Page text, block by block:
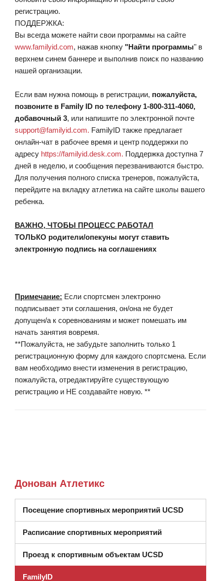
регистрацию.
ПОДДЕРЖКА:
Вы всегда можете найти свои программы на сайте
www.familyid.com, нажав кнопку "Найти программы" в
верхнем синем баннере и выполнив поиск по названию
нашей организации.
Если вам нужна помощь в регистрации, пожалуйста,
позвоните в Family ID по телефону 1-800-311-4060,
добавочный 3, или напишите по электронной почте
support@familyid.com. FamilyID также предлагает
онлайн-чат в рабочее время и центр поддержки по
адресу https://familyid.desk.com. Поддержка доступна 7
дней в неделю, и сообщения перезваниваются быстро.
Для получения полного списка тренеров, пожалуйста,
перейдите на вкладку атлетика на сайте школы вашего
ребенка.
ВАЖНО, ЧТОБЫ ПРОЦЕСС РАБОТАЛ
ТОЛЬКО родители/опекуны могут ставить
электронную подпись на соглашениях
Примечание: Если спортсмен электронно
подписывает эти соглашения, он/она не будет
допущен/а к соревнованиям и может помешать им
начать занятия вовремя.
**Пожалуйста, не забудьте заполнить только 1
регистрационную форму для каждого спортсмена. Если
вам необходимо внести изменения в регистрацию,
пожалуйста, отредактируйте существующую
регистрацию и НЕ создавайте новую. **
Донован Атлетикс
Посещение спортивных мероприятий UCSD
Расписание спортивных мероприятий(открывается в
Проезд к спортивным объектам UCSD
FamilyID